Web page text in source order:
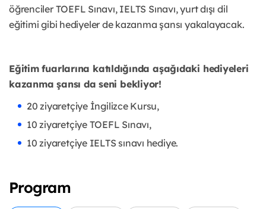
öğrenciler TOEFL Sınavı, IELTS Sınavı, yurt dışı dil
eğitimi gibi hediyeler de kazanma şansı yakalayacak.
Eğitim fuarlarına katıldığında aşağıdaki hediyeleri
kazanma şansı da seni bekliyor!
20 ziyaretçiye İngilizce Kursu,
10 ziyaretçiye TOEFL Sınavı,
10 ziyaretçiye IELTS sınavı hediye.
Program